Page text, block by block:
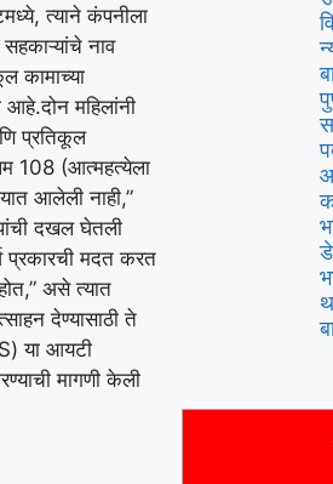
त्याने कंपनीला
सहकाऱ्यांचे नाव
कामाच्या
आहे.दोन महिलांनी
प्रतिकूल
108 (आत्महत्येला
आलेली नाही,”
दखल घेतली
प्रकारची मदत करत
असे त्यात
देण्यासाठी ते
या आयटी
मागणी केली